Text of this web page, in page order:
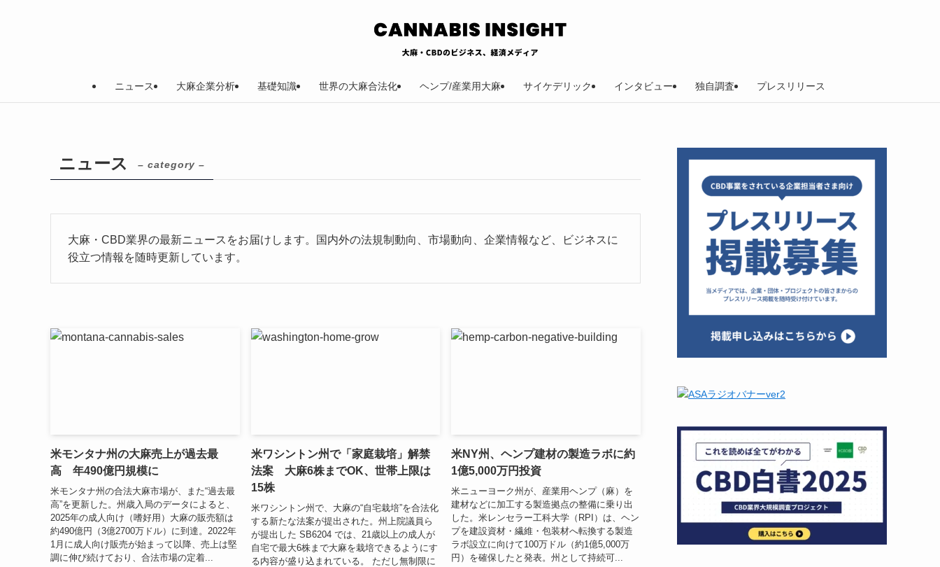
ニュース 大麻企業分析 基礎知識 世界の大麻合法化 ヘンプ/産業用大麻 サイケデリック インタビュー 独自調査 プレスリリース
ニュース – category –
大麻・CBD業界の最新ニュースをお届けします。国内外の法規制動向、市場動向、企業情報など、ビジネスに
役立つ情報を随時更新しています。
米モンタナ州の大麻売上が過去最
高 年490億円規模に
米モンタナ州の合法大麻市場が、また“過去最
高”を更新した。州歳入局のデータによると、
2025年の成人向け（嗜好用）大麻の販売額は
約490億円（3億2700万ドル）に到達。2022年
1月に成人向け販売が始まって以降、売上は堅
調に伸び続けており、合法市場の定着...
米ワシントン州で「家庭栽培」解禁
法案 大麻6株までOK、世帯上限は
15株
米ワシントン州で、大麻の“自宅栽培”を合法化
する新たな法案が提出された。州上院議員ら
が提出した SB6204 では、21歳以上の成人が
自宅で最大6株まで大麻を栽培できるようにす
る内容が盛り込まれている。 ただし無制限に
米NY州、ヘンプ建材の製造ラボに約
1億5,000万円投資
米ニューヨーク州が、産業用ヘンプ（麻）を
建材などに加工する製造拠点の整備に乗り出
した。米レンセラー工科大学（RPI）は、ヘン
プを建設資材・繊維・包装材へ転換する製造
ラボ設立に向けて100万ドル（約1億5,000万
円）を確保したと発表。州として持続可...